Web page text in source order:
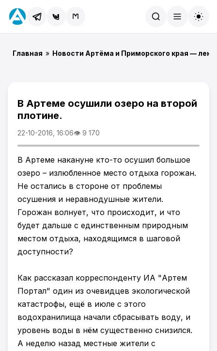
Главная » Новости Артёма и Приморского края —
В Артеме осушили озеро на второй
плотине.
22-10-2016, 16:06👁 9 170
В Артеме накануне кто-то осушил большое
озеро – излюбленное место отдыха горожан.
Не остались в стороне от проблемы
осушения и неравнодушные жители.
Горожан волнует, что происходит, и что
будет дальше с единственным природным
местом отдыха, находящимся в шаговой
доступности?
Как рассказал корреспонденту ИА "Артем
Портал" один из очевидцев экологической
катастрофы, ещё в июле с этого
водохранилища начали сбрасывать воду, и
уровень воды в нём существенно снизился.
А неделю назад местные жители с